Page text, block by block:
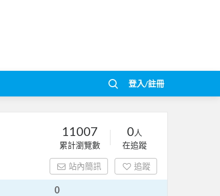
登入/註冊
11007
累計瀏覽數
0人
在追蹤
站內簡訊 追蹤
0